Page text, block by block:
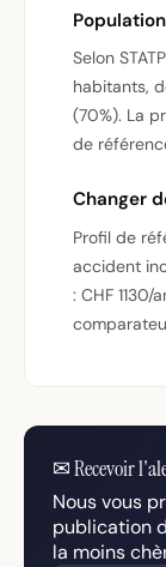
Selon
habitants,
(70%). La
de
Changer
Profil de
accident
: CHF
✉Recevoir
Nous vous
publication
la moins